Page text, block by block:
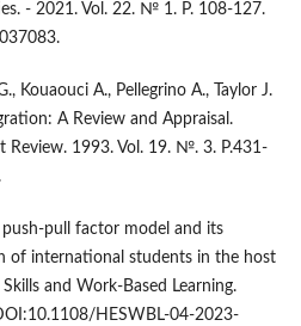
- 2021. Vol. 22. № 1. P. 108-127.
Kouaouci A., Pellegrino A., Taylor J.
A Review and Appraisal.
Review. 1993. Vol. 19. №. 3. P.431-
pull factor model and its
of international students in the host
and Work-Based Learning.
HESWBL-04-2023-